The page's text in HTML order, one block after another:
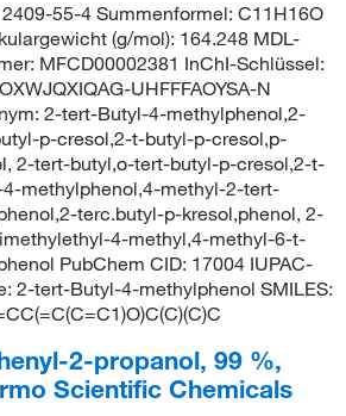
2409-55-4 Summenformel: C11H16O
(g/mol): 164.248 MDL-
MFCD00002381 InChI-Schlüssel:
UHFFFAOYSA-N
2-tert-Butyl-4-methylphenol,2-
p-cresol,2-t-butyl-p-cresol,p-
2-tert-butyl,o-tert-butyl-p-cresol,2-t-
methylphenol,4-methyl-2-tert-
terc.butyl-p-kresol,phenol, 2-
4-methyl,4-methyl-6-t-
PubChem CID: 17004 IUPAC-
2-tert-Butyl-4-methylphenol SMILES:
2-propanol, 99 %,
Scientific Chemicals